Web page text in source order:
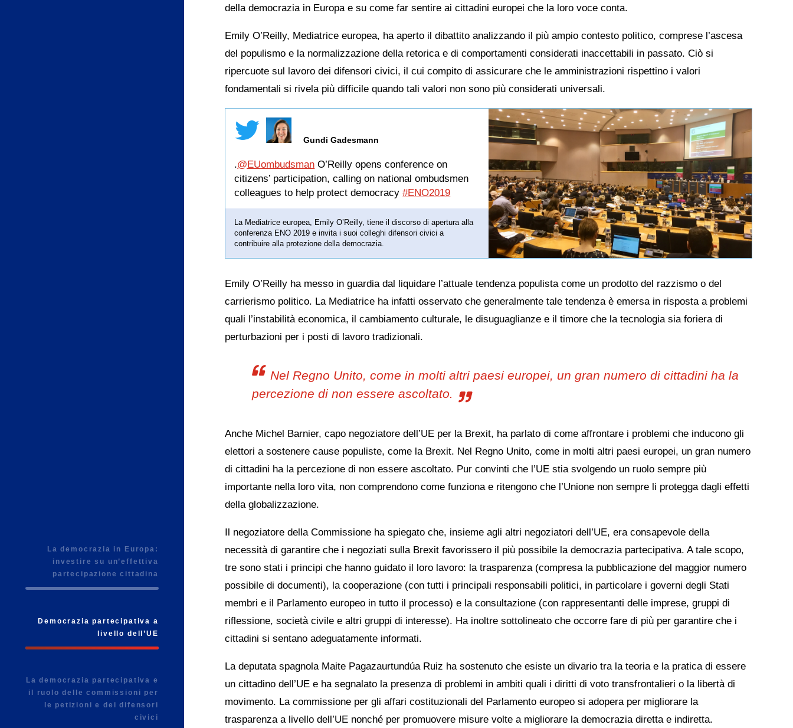
La democrazia in Europa:
investire su un’effettiva
partecipazione cittadina
Democrazia partecipativa a
livello dell’UE
La democrazia partecipativa e
il ruolo delle commissioni per
le petizioni e dei difensori
civici
della democrazia in Europa e su come far sentire ai cittadini europei che la loro voce conta.
Emily O’Reilly, Mediatrice europea, ha aperto il dibattito analizzando il più ampio contesto politico, comprese l’ascesa
del populismo e la normalizzazione della retorica e di comportamenti considerati inaccettabili in passato. Ciò si
ripercuote sul lavoro dei difensori civici, il cui compito di assicurare che le amministrazioni rispettino i valori
fondamentali si rivela più difficile quando tali valori non sono più considerati universali.
Gundi Gadesmann
.@EUombudsman O’Reilly opens conference on
citizens’ participation, calling on national ombudsmen
colleagues to help protect democracy#ENO2019
La Mediatrice europea, Emily O’Reilly, tiene il discorso di apertura alla
conferenza ENO 2019 e invita i suoi colleghi difensori civici a
contribuire alla protezione della democrazia.
Emily O’Reilly ha messo in guardia dal liquidare l’attuale tendenza populista come un prodotto del razzismo o del
carrierismo politico. La Mediatrice ha infatti osservato che generalmente tale tendenza è emersa in risposta a problemi
quali l’instabilità economica, il cambiamento culturale, le disuguaglianze e il timore che la tecnologia sia foriera di
perturbazioni per i posti di lavoro tradizionali.
Nel Regno Unito, come in molti altri paesi europei, un gran numero di cittadini ha la
percezione di non essere ascoltato.
Anche Michel Barnier, capo negoziatore dell’UE per la Brexit, ha parlato di come affrontare i problemi che inducono gli
elettori a sostenere cause populiste, come la Brexit. Nel Regno Unito, come in molti altri paesi europei, un gran numero
di cittadini ha la percezione di non essere ascoltato. Pur convinti che l’UE stia svolgendo un ruolo sempre più
importante nella loro vita, non comprendono come funziona e ritengono che l’Unione non sempre li protegga dagli effetti
della globalizzazione.
Il negoziatore della Commissione ha spiegato che, insieme agli altri negoziatori dell’UE, era consapevole della
necessità di garantire che i negoziati sulla Brexit favorissero il più possibile la democrazia partecipativa. A tale scopo,
tre sono stati i principi che hanno guidato il loro lavoro: la trasparenza (compresa la pubblicazione del maggior numero
possibile di documenti), la cooperazione (con tutti i principali responsabili politici, in particolare i governi degli Stati
membri e il Parlamento europeo in tutto il processo) e la consultazione (con rappresentanti delle imprese, gruppi di
riflessione, società civile e altri gruppi di interesse). Ha inoltre sottolineato che occorre fare di più per garantire che i
cittadini si sentano adeguatamente informati.
La deputata spagnola Maite Pagazaurtundúa Ruiz ha sostenuto che esiste un divario tra la teoria e la pratica di essere
un cittadino dell’UE e ha segnalato la presenza di problemi in ambiti quali i diritti di voto transfrontalieri o la libertà di
movimento. La commissione per gli affari costituzionali del Parlamento europeo si adopera per migliorare la
trasparenza a livello dell’UE nonché per promuovere misure volte a migliorare la democrazia diretta e indiretta.